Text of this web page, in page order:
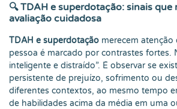
🔍 TDAH e superdotação: sinais que
avaliação cuidadosa
TDAH e superdotação merecem
pessoa é marcado por contrastes fortes.
inteligente e distraído”. É observar se
persistente de prejuízo, sofrimento ou
diferentes contextos, ao mesmo tempo
de habilidades acima da média em uma